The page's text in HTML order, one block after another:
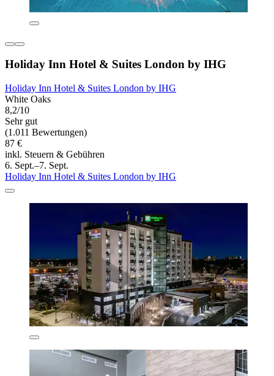
Holiday Inn Hotel & Suites London by IHG
Holiday Inn Hotel & Suites London by IHG
White Oaks
8,2/10
Sehr gut
(1.011 Bewertungen)
87 €
inkl. Steuern & Gebühren
6. Sept.–7. Sept.
Holiday Inn Hotel & Suites London by IHG